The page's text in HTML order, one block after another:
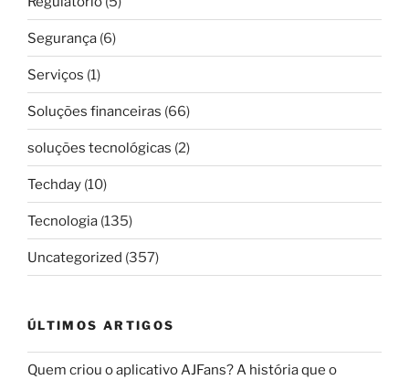
Segurança (6)
Serviços (1)
Soluções financeiras (66)
soluções tecnológicas (2)
Techday (10)
Tecnologia (135)
Uncategorized (357)
ÚLTIMOS ARTIGOS
Quem criou o aplicativo AJFans? A história que o